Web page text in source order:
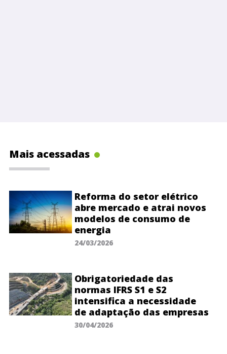
Mais acessadas
Reforma do setor elétrico
abre mercado e atrai novos
modelos de consumo de
energia
24/03/2026
Obrigatoriedade das
normas IFRS S1 e S2
intensifica a necessidade
de adaptação das empresas
30/04/2026